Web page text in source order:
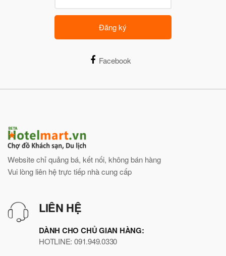
Đăng ký
Facebook
Website chỉ quảng bá, kết nối, không bán hàng
Vui lòng liên hệ trực tiếp nhà cung cấp
LIÊN HỆ
DÀNH CHO CHỦ GIAN HÀNG:
HOTLINE: 091.949.0330